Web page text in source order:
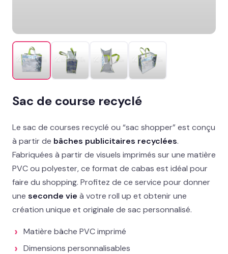
MISE EN AVANT
Salon, festival, lancement : on s’occupe de
tout
→
Réalisations
Blog
02 78 77 53 93
Devis gratuit →
Sac de course recyclé
Le sac de courses recyclé ou “sac shopper” est conçu
à partir de bâches publicitaires recyclées.
Fabriquées à partir de visuels imprimés sur une matière
PVC ou polyester, ce format de cabas est idéal pour
faire du shopping. Profitez de ce service pour donner
une seconde vie à votre roll up et obtenir une
création unique et originale de sac personnalisé.
Matière bâche PVC imprimé
Dimensions personnalisables